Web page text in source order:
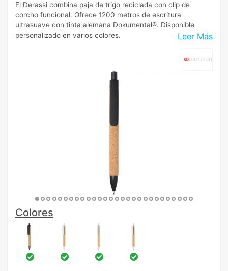
Leer Más
El Derassi combina paja de trigo reciclada con clip de
corcho funcional. Ofrece 1200 metros de escritura
ultrasuave con tinta alemana Dokumental®. Disponible
personalizado en varios colores.
Colores